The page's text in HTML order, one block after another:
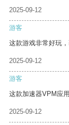
2025-09-12
游客
这款游戏非常好玩
2025-09-12
游客
这款加速器VPM应
2025-09-12